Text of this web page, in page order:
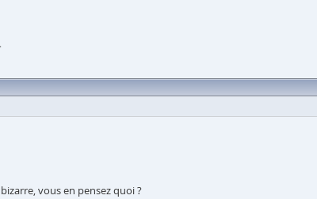
vous en pensez quoi ?